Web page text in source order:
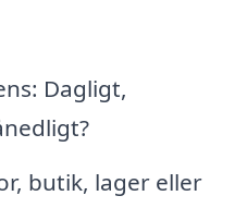
Dagligt,
butik, lager eller